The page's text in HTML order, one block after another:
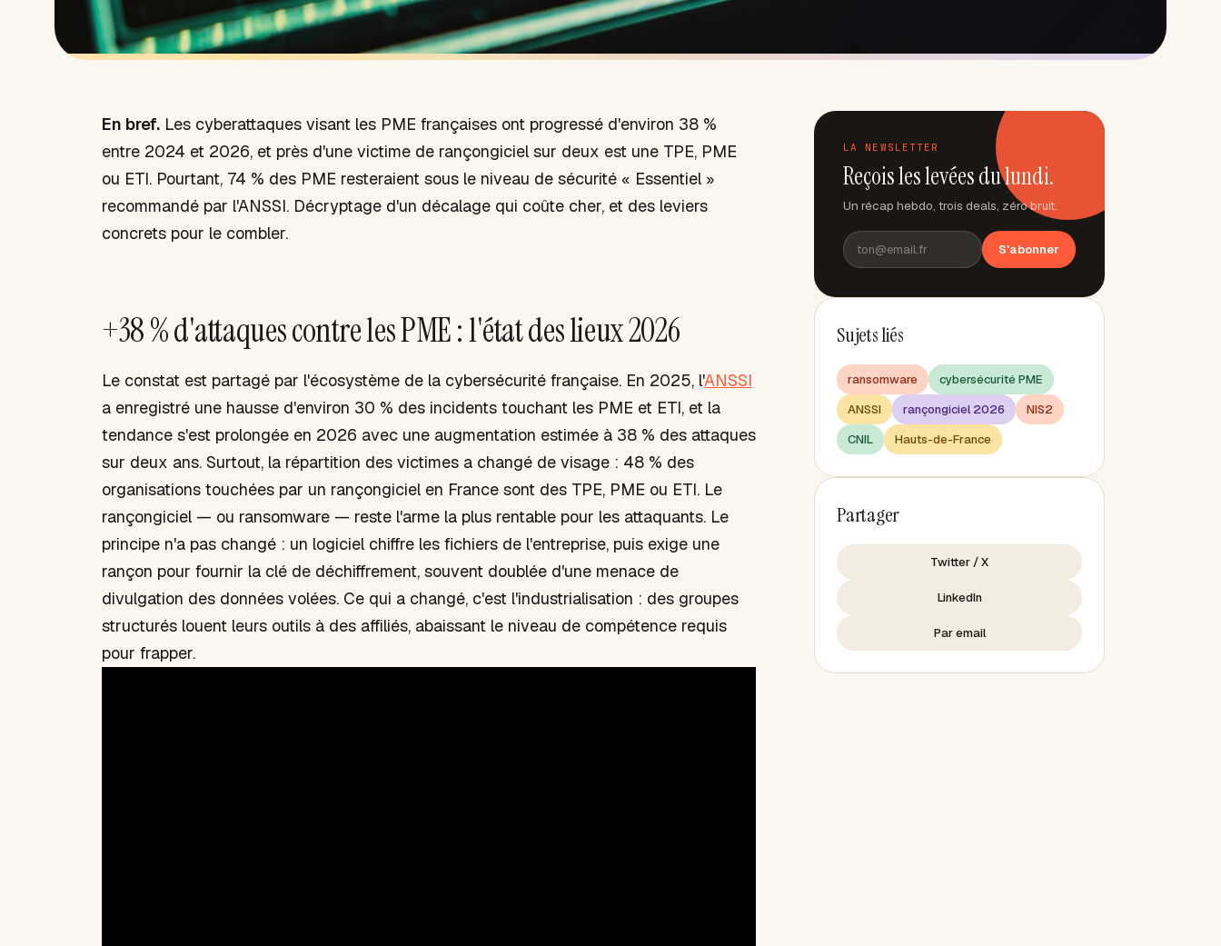
En bref. Les cyberattaques visant les PME françaises ont progressé d'environ 38 %
entre 2024 et 2026, et près d'une victime de rançongiciel sur deux est une TPE, PME
ou ETI. Pourtant, 74 % des PME resteraient sous le niveau de sécurité « Essentiel »
recommandé par l'ANSSI. Décryptage d'un décalage qui coûte cher, et des leviers
concrets pour le combler.
+38 % d'attaques contre les PME : l'état des lieux 2026
Le constat est partagé par l'écosystème de la cybersécurité française. En 2025, l'ANSSI
a enregistré une hausse d'environ 30 % des incidents touchant les PME et ETI, et la
tendance s'est prolongée en 2026 avec une augmentation estimée à 38 % des attaques
sur deux ans. Surtout, la répartition des victimes a changé de visage : 48 % des
organisations touchées par un rançongiciel en France sont des TPE, PME ou ETI. Le
rançongiciel — ou ransomware — reste l'arme la plus rentable pour les attaquants. Le
principe n'a pas changé : un logiciel chiffre les fichiers de l'entreprise, puis exige une
rançon pour fournir la clé de déchiffrement, souvent doublée d'une menace de
divulgation des données volées. Ce qui a changé, c'est l'industrialisation : des groupes
structurés louent leurs outils à des affiliés, abaissant le niveau de compétence requis
pour frapper.
LA NEWSLETTER
Reçois les levées du lundi.
Un récap hebdo, trois deals, zéro bruit.
S'abonner
Sujets liés
ransomware
cybersécurité PME
ANSSI
rançongiciel 2026
NIS2
CNIL
Hauts-de-France
Partager
Twitter / X
LinkedIn
Par email